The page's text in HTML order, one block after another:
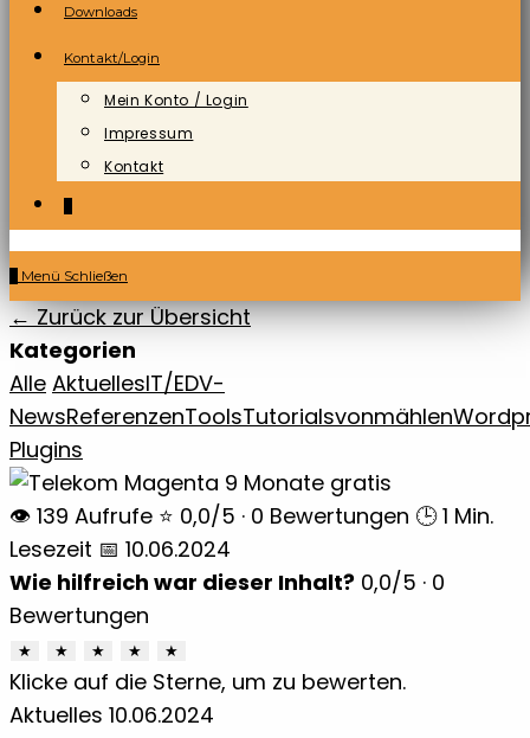
Downloads
Kontakt/Login
Mein Konto / Login
Impressum
Kontakt
Menü Schließen
← Zurück zur Übersicht
Kategorien
Alle AktuellesIT/EDV-
NewsReferenzenToolsTutorialsvonmählen
Plugins
👁 139 Aufrufe ⭐ 0,0/5 · 0 Bewertungen 🕒 1 Min.
Lesezeit 📅 10.06.2024
Wie hilfreich war dieser Inhalt? 0,0/5 · 0
Bewertungen
★ ★ ★ ★ ★
Klicke auf die Sterne, um zu bewerten.
Aktuelles 10.06.2024